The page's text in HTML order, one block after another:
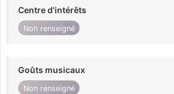
Centre d'intérêts
Non renseigné
Goûts musicaux
Non renseigné